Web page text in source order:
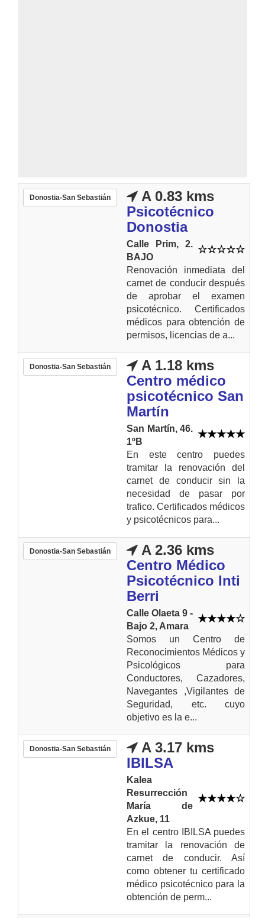
Donostia-San Sebastián
A 0.83 kms
Psicotécnico
Donostia
Calle Prim, 2.
BAJO
Renovación inmediata del
carnet de conducir después
de aprobar el examen
psicotécnico. Certificados
médicos para obtención de
permisos, licencias de a...
Donostia-San Sebastián
A 1.18 kms
Centro médico
psicotécnico San
Martín
San Martín, 46.
1ºB
En este centro puedes
tramitar la renovación del
carnet de conducir sin la
necesidad de pasar por
trafico. Certificados médicos
y psicotécnicos para...
Donostia-San Sebastián
A 2.36 kms
Centro Médico
Psicotécnico Inti
Berri
Calle Olaeta 9 -
Bajo 2, Amara
Somos un Centro de
Reconocimientos Médicos y
Psicológicos para
Conductores, Cazadores,
Navegantes ,Vigilantes de
Seguridad, etc. cuyo
objetivo es la e...
Donostia-San Sebastián
A 3.17 kms
IBILSA
Kalea
Resurrección
María de
Azkue, 11
En el centro IBILSA puedes
tramitar la renovación de
carnet de conducir. Así
como obtener tu certificado
médico psicotécnico para la
obtención de perm...